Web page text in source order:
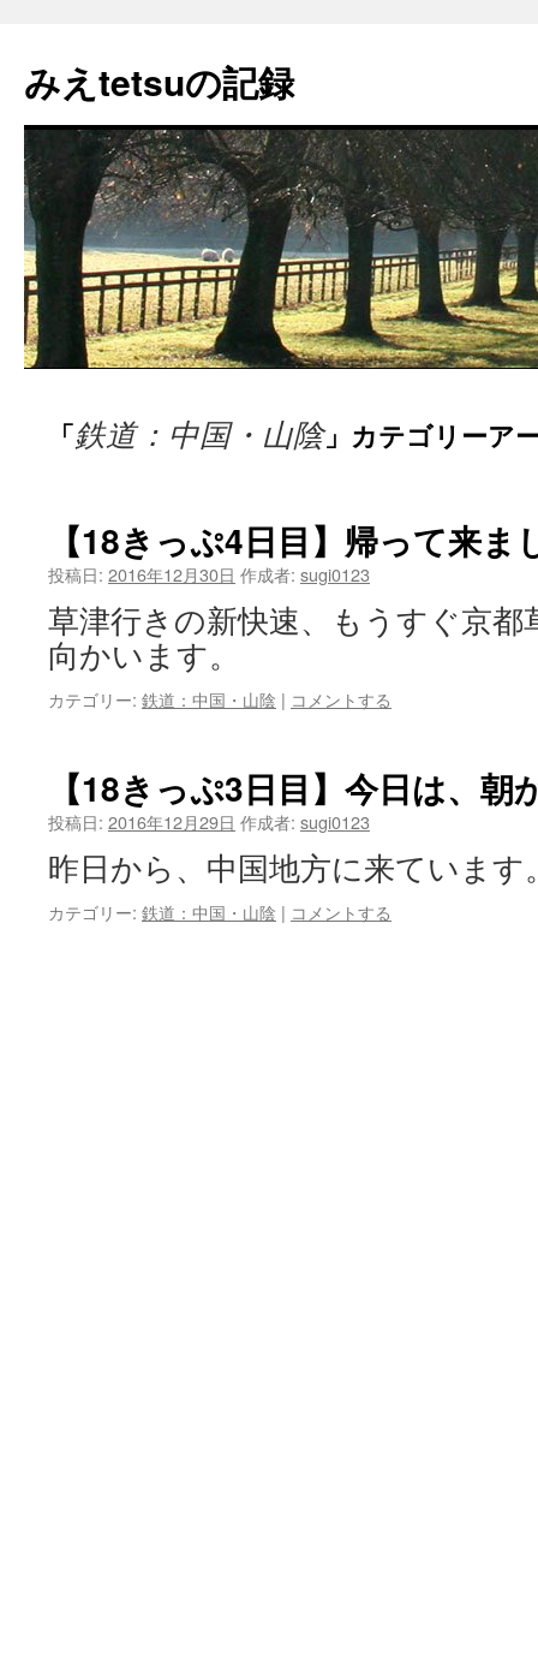
テ
ン
ス
キ
ッ
プ
みえtetsuの記録
「鉄道：中国・山陰」カテゴリーア
【18きっぷ4日目】帰って来ま
投稿日: 2016年12月30日 作成者: sugi0123
草津行きの新快速、もうすぐ京都
向かいます。
カテゴリー: 鉄道：中国・山陰 | コメントする
【18きっぷ3日目】今日は、朝
投稿日: 2016年12月29日 作成者: sugi0123
昨日から、中国地方に来ています
カテゴリー: 鉄道：中国・山陰 | コメントする